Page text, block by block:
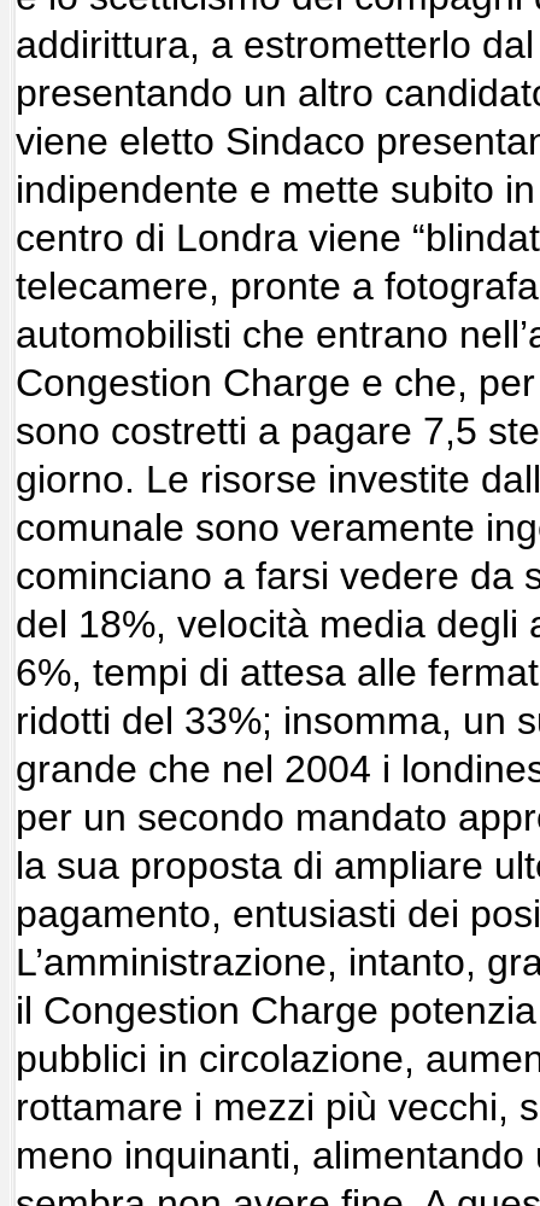
addirittura, a estrometterlo
presentando un altro
viene eletto Sindaco
indipendente e mette subito
centro di Londra viene
telecamere, pronte a
automobilisti che entrano
Congestion Charge e che,
sono costretti a pagare 7,5
giorno. Le risorse investite
comunale sono veramente
cominciano a farsi vedere da
del 18%, velocità media degli
6%, tempi di attesa alle
ridotti del 33%; insomma, un
grande che nel 2004 i
per un secondo mandato
la sua proposta di ampliare
pagamento, entusiasti dei
L’amministrazione, intanto,
il Congestion Charge
pubblici in circolazione,
rottamare i mezzi più vecchi,
meno inquinanti,